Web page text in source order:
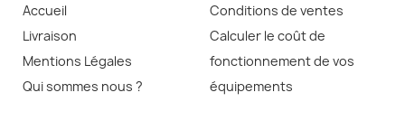
Accueil
Livraison
Mentions Légales
Qui sommes nous ?
Conditions de ventes
Calculer le coût de
fonctionnement de vos
équipements